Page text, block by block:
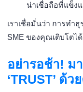
น่าเชื่อถือที่แข็ง
เราเชื่อมั่นว่า การทำ
SME ของคุณเติบโตไ
อย่ารอช้า! ม
‘TRUST’ ด้